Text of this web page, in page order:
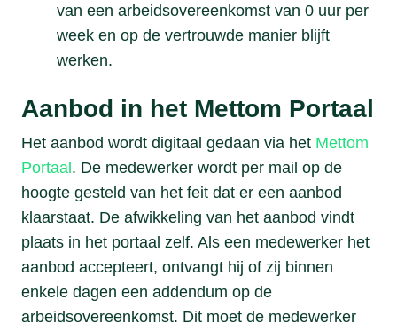
van een arbeidsovereenkomst van 0 uur per
week en op de vertrouwde manier blijft
werken.
Aanbod in het Mettom Portaal
Het aanbod wordt digitaal gedaan via het Mettom
Portaal. De medewerker wordt per mail op de
hoogte gesteld van het feit dat er een aanbod
klaarstaat. De afwikkeling van het aanbod vindt
plaats in het portaal zelf. Als een medewerker het
aanbod accepteert, ontvangt hij of zij binnen
enkele dagen een addendum op de
arbeidsovereenkomst. Dit moet de medewerker